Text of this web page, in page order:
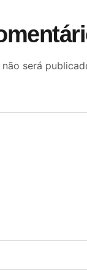
será